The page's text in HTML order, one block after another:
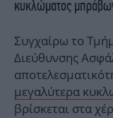
κυκλώματος
Συγχαίρω το
Διεύθυνσης
μεγαλύτερα
βρίσκεται στα